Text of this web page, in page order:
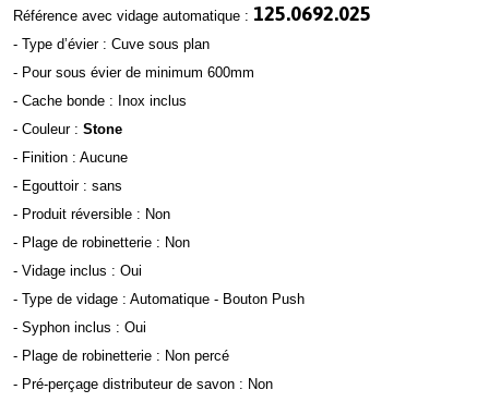
Référence avec vidage automatique : 125.0692.025
- Type d’évier : Cuve sous plan
- Pour sous évier de minimum 600mm
- Cache bonde : Inox inclus
- Couleur : Stone
- Finition : Aucune
- Egouttoir : sans
- Produit réversible : Non
- Plage de robinetterie : Non
- Vidage inclus : Oui
- Type de vidage : Automatique - Bouton Push
- Syphon inclus : Oui
- Plage de robinetterie : Non percé
- Pré-perçage distributeur de savon : Non